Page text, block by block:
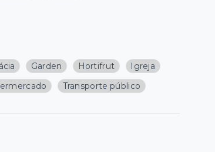
Garden Hortifrut
Igreja
Transporte público